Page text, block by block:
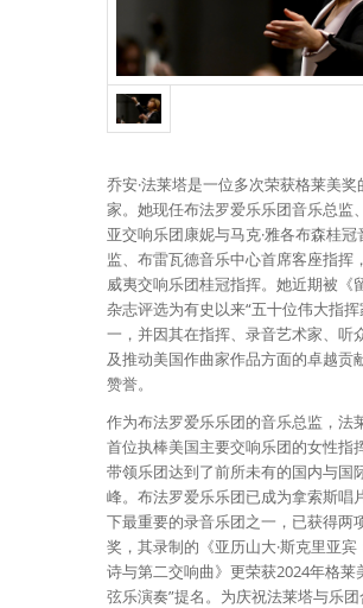
乔安·法莱塔是一位多次荣获格莱美奖
家。她现任布法罗爱乐乐团音乐总监
亚交响乐团康妮与马克·雅各布森桂冠
监、布雷瓦德音乐中心首席客座指挥
威夷交响乐团桂冠指挥。她近期被《
杂志评选为有史以来“五十位伟大指挥
一，并因其在指挥、录音艺术家、听
及推动美国作曲家作品方面的卓越贡
赞誉。
作为布法罗爱乐乐团的音乐总监，法
首位执棒美国主要交响乐团的女性指
带领乐团达到了前所未有的国内与国
峰。布法罗爱乐乐团已成为拿索斯唱
下最重要的录音乐团之一，已获得两
奖，其录制的《亚历山大·斯克里亚宾
诗与第二交响曲》更荣获2024年格莱
弦乐演奏”提名。为庆祝法莱塔与乐